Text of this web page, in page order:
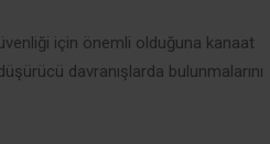
için önemli olduğuna kanaat
davranışlarda bulunmalarını